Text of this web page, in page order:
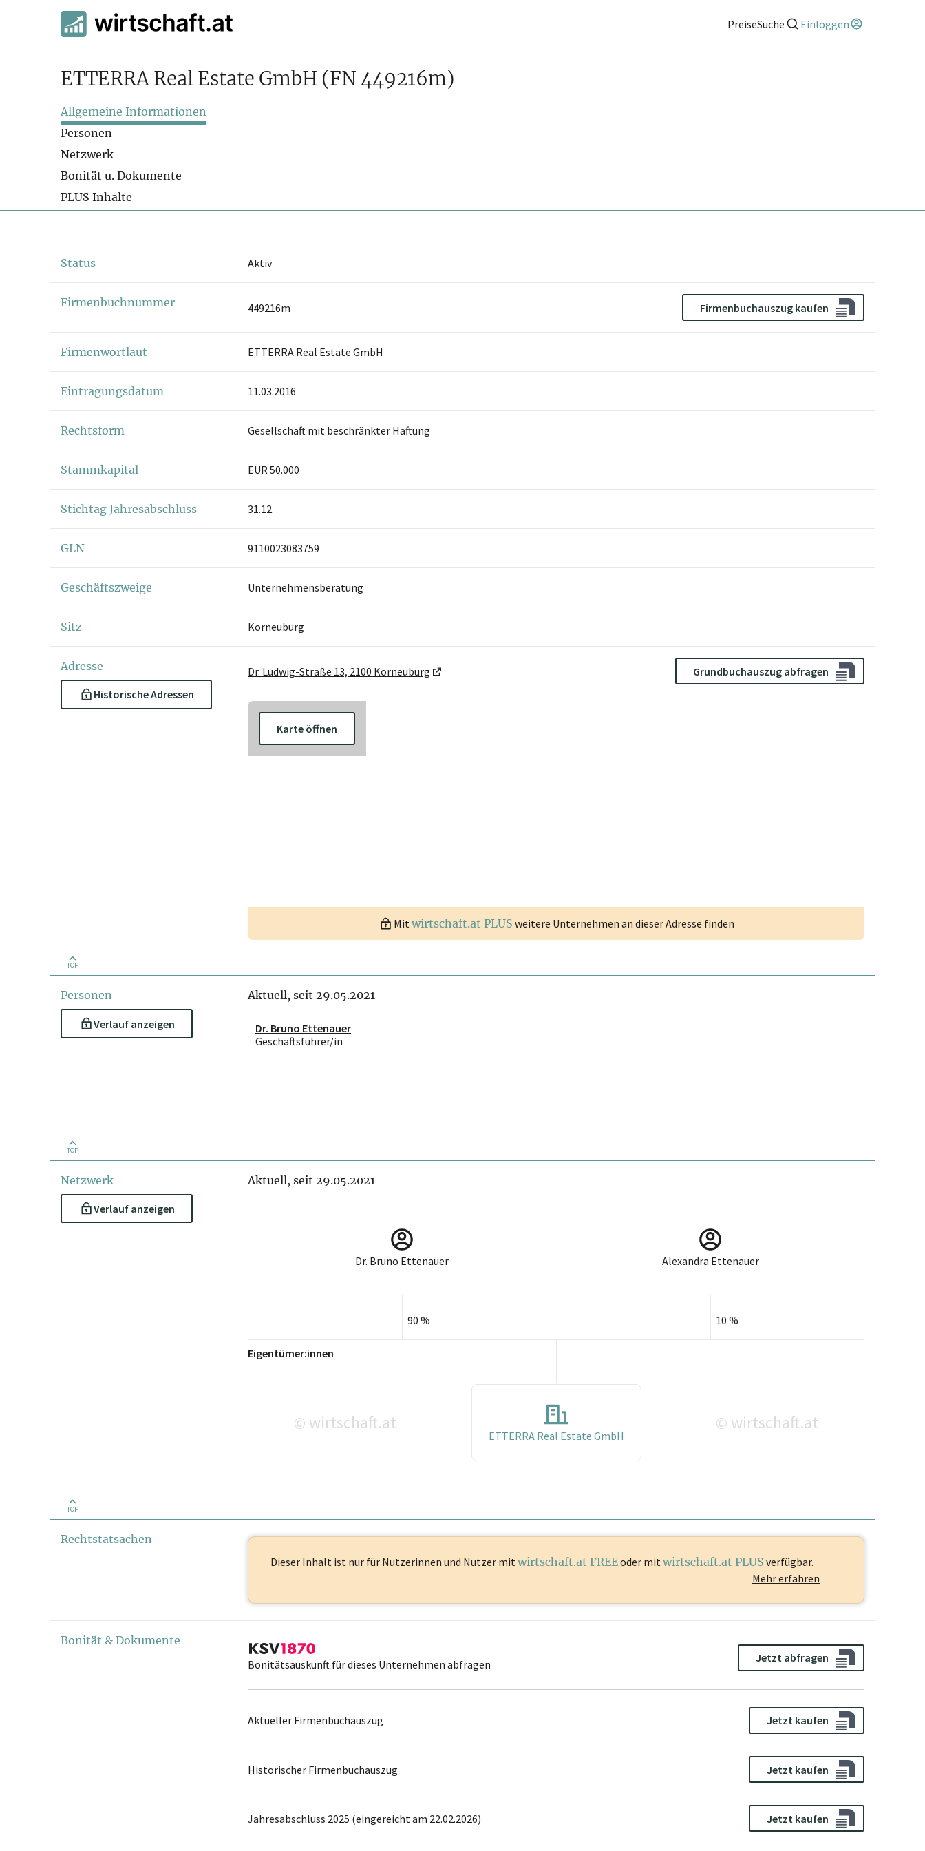
PreiseSuche Einloggen
ETTERRA Real Estate GmbH (FN 449216m)
Allgemeine Informationen
Personen
Netzwerk
Bonität u. Dokumente
PLUS Inhalte
Status Aktiv
Firmenbuchnummer 449216m Firmenbuchauszug kaufen
Firmenwortlaut ETTERRA Real Estate GmbH
Eintragungsdatum 11.03.2016
Rechtsform Gesellschaft mit beschränkter Haftung
Stammkapital EUR 50.000
Stichtag Jahresabschluss 31.12.
GLN 9110023083759
Geschäftszweige Unternehmensberatung
Sitz Korneuburg
Adresse
Historische Adressen
Dr. Ludwig-Straße 13, 2100 Korneuburg Grundbuchauszug abfragen
Karte öffnen
Mitwirtschaft.at PLUS weitere Unternehmen an dieser Adresse finden
TOP
Personen
Verlauf anzeigen
Aktuell, seit 29.05.2021
Dr. Bruno Ettenauer
Geschäftsführer/in
TOP
Netzwerk
Verlauf anzeigen
Aktuell, seit 29.05.2021
Dr. Bruno Ettenauer
90 %
Alexandra Ettenauer
10 %
Eigentümer:innen
© wirtschaft.at
ETTERRA Real Estate GmbH
© wirtschaft.at
TOP
Rechtstatsachen
Dieser Inhalt ist nur für Nutzerinnen und Nutzer mit wirtschaft.at FREEoder mit wirtschaft.at PLUS verfügbar.
Mehr erfahren
Bonität & Dokumente
Bonitätsauskunft für dieses Unternehmen abfragen
Jetzt abfragen
Aktueller Firmenbuchauszug Jetzt kaufen
Historischer Firmenbuchauszug Jetzt kaufen
Jahresabschluss 2025 (eingereicht am 22.02.2026) Jetzt kaufen